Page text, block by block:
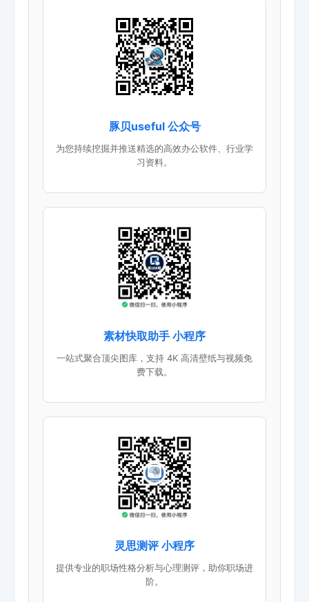
豚贝useful 公众号
为您持续挖掘并推送精选的高效办公软件、行业学
习资料。
素材快取助手 小程序
一站式聚合顶尖图库，支持 4K 高清壁纸与视频免
费下载。
灵思测评 小程序
提供专业的职场性格分析与心理测评，助你职场进
阶。